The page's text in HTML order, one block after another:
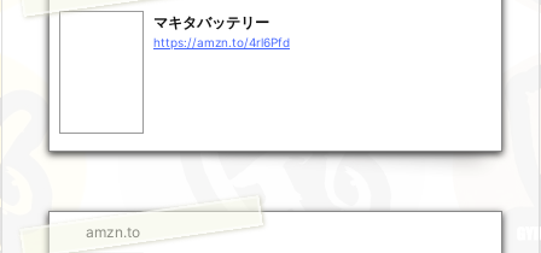
マキタバッテリー
https://amzn.to/4rl6Pfd
amzn.to